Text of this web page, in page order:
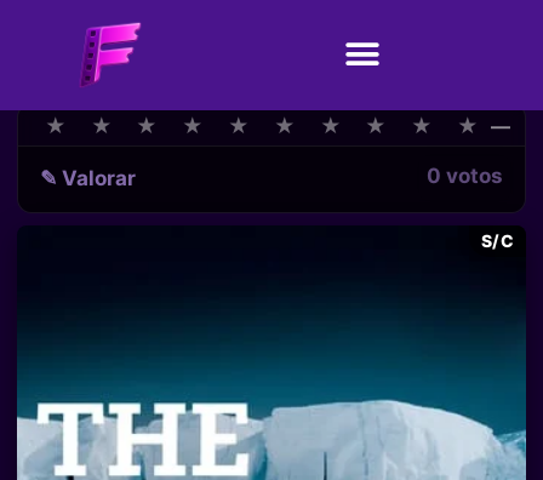
★
★ ★
★ ★
★ ★
★ ★
★ ★
★ ★
★ ★
★ ★
★ ★
★ —
✎ Valorar 0 votos
S/C